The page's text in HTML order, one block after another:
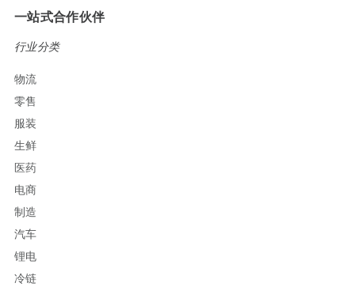
一站式合作伙伴
行业分类
物流
零售
服装
生鲜
医药
电商
制造
汽车
锂电
冷链